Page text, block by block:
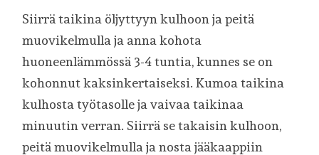
Siirrä taikina öljyttyyn kulhoon ja peitä
muovikelmulla ja anna kohota
huoneenlämmössä 3-4 tuntia, kunnes se on
kohonnut kaksinkertaiseksi. Kumoa taikina
kulhosta työtasolle ja vaivaa taikinaa
minuutin verran. Siirrä se takaisin kulhoon,
peitä muovikelmulla ja nosta jääkaappiin